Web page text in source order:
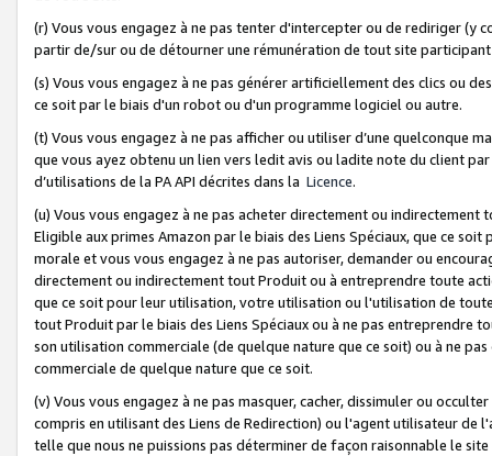
(r) Vous vous engagez à ne pas tenter d'intercepter ou de rediriger
partir de/sur ou de détourner une rémunération de tout site
(s) Vous vous engagez à ne pas générer artificiellement des clics ou
ce soit par le biais d'un robot ou d'un programme logiciel ou autre.
(t) Vous vous engagez à ne pas afficher ou utiliser d’une quelconque
que vous ayez obtenu un lien vers ledit avis ou ladite note du client
d’utilisations de la PA API décrites dans la Licence.
(u) Vous vous engagez à ne pas acheter directement ou
Eligible aux primes Amazon par le biais des Liens Spéciaux, que ce
morale et vous vous engagez à ne pas autoriser, demander ou
directement ou indirectement tout Produit ou à entreprendre toute
que ce soit pour leur utilisation, votre utilisation ou l'utilisation de
tout Produit par le biais des Liens Spéciaux ou à ne pas entreprendre
son utilisation commerciale (de quelque nature que ce soit) ou à ne
commerciale de quelque nature que ce soit.
(v) Vous vous engagez à ne pas masquer, cacher, dissimuler ou
compris en utilisant des Liens de Redirection) ou l'agent utilisateur
telle que nous ne puissions pas déterminer de façon raisonnable le